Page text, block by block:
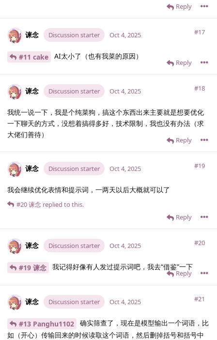
Reply
谏念 Discussion starter #17
Oct 4, 2025
#11 cake AI太小了（也有我菜的原因）
Reply
谏念 Discussion starter #18
Oct 4, 2025
我统一说一下，我是个纯菜狗，搞这个东西出来主要就是想要优化
一下聊天的方式，没想着搞得多好，技术限制，我也没有办法（求
大佬们善待）
Reply
谏念 Discussion starter #19
Oct 4, 2025
我会继续优化表情和提示词，一两天以后大概就可以了
Reply
#20谏念 replied to this.
谏念 Discussion starter #20
Oct 4, 2025
#19 谏念 我记得好像有人发过提示词吧，我去“借鉴”一下
Reply
谏念 Discussion starter #21
Oct 4, 2025
#13 Panghu1102
确实筛查了，现在是模型输出一个词语，比
如（开心）传输回来的时候读取这个词语，然后删掉括号和括号中